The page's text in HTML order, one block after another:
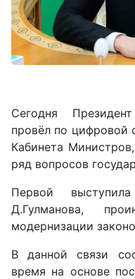
Сегодня
провёл по цифровой
Кабинета
ряд вопросов
Первой
Д.Гулманова,
модернизации
В данной связи
время на основе